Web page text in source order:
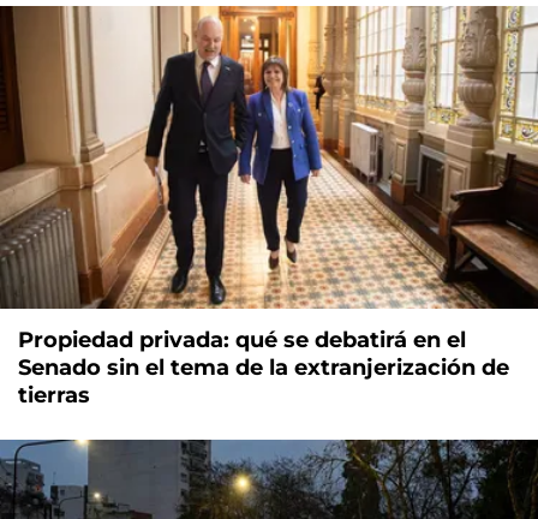
Propiedad privada: qué se debatirá en el
Senado sin el tema de la extranjerización de
tierras